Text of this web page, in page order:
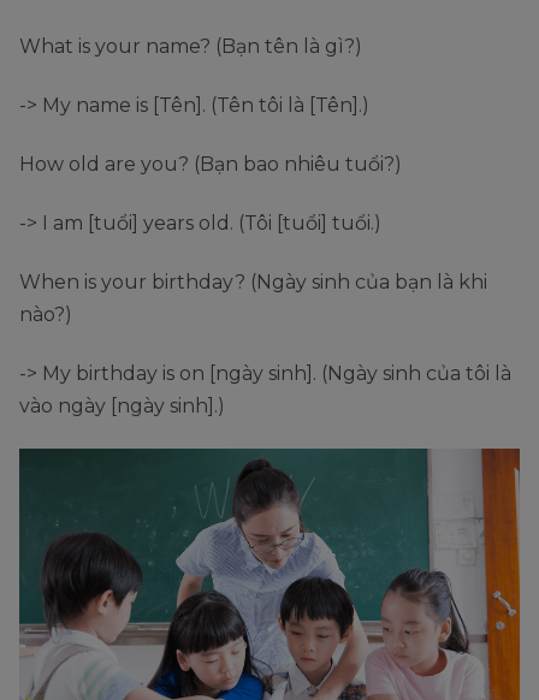
What is your name? (Bạn tên là gì?)
-> My name is [Tên]. (Tên tôi là [Tên].)
How old are you? (Bạn bao nhiêu tuổi?)
-> I am [tuổi] years old. (Tôi [tuổi] tuổi.)
When is your birthday? (Ngày sinh của bạn là khi
nào?)
-> My birthday is on [ngày sinh]. (Ngày sinh của tôi là
vào ngày [ngày sinh].)